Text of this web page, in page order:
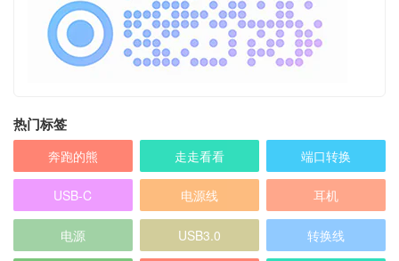
热门标签
奔跑的熊 走走看看 端口转换
USB-C 电源线 耳机
电源 USB3.0 转换线